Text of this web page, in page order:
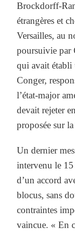
Brockdorff-
étrangères et
Versailles, au
poursuivie par
qui avait établi
Conger,
l’état-major
devait rejeter
proposée sur
Un dernier
intervenu le 15
d’un accord
blocus, sans
contraintes
vaincue. « En